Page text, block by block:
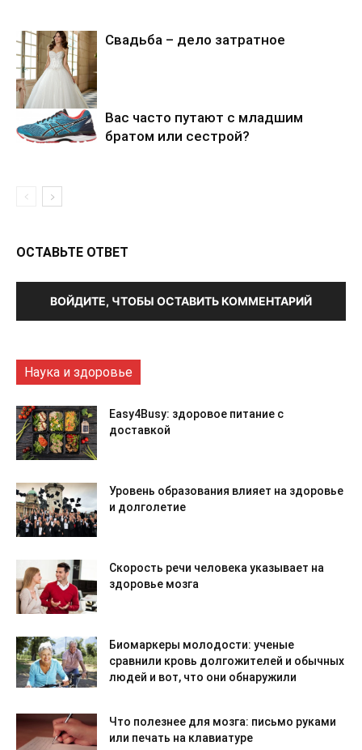
Cвадьба – дело затратное
Вас часто путают с младшим
братом или сестрой?
ОСТАВЬТЕ ОТВЕТ
ВОЙДИТЕ, ЧТОБЫ ОСТАВИТЬ КОММЕНТАРИЙ
Наука и здоровье
Easy4Busy: здоровое питание с
доставкой
Уровень образования влияет на здоровье
и долголетие
Скорость речи человека указывает на
здоровье мозга
Биомаркеры молодости: ученые
сравнили кровь долгожителей и обычных
людей и вот, что они обнаружили
Что полезнее для мозга: письмо руками
или печать на клавиатуре